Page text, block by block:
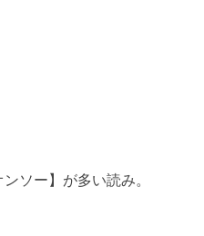
ソー】が多い読み。